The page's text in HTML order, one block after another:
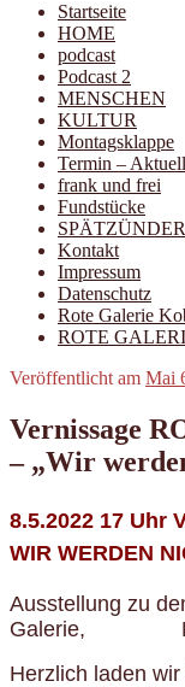
Startseite
HOME
podcast
Podcast 2
MENSCHEN
KULTUR
Montagsklappe
Termin –
frank und frei
Fundstücke
SPÄTZÜNDER
Kontakt
Impressum
Datenschutz
Rote Galerie
ROTE
Veröffentlicht am Mai
Vernissage
– „Wir
8.5.2022 17 Uhr
WIR WERDEN
Ausstellung zu
Galerie,
Herzlich laden